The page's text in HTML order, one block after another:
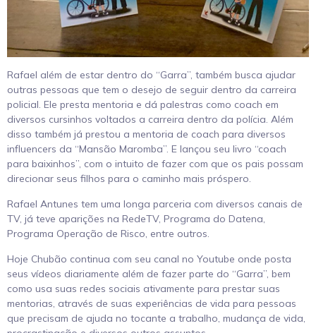
Rafael além de estar dentro do “Garra”, também busca ajudar
outras pessoas que tem o desejo de seguir dentro da carreira
policial. Ele presta mentoria e dá palestras como coach em
diversos cursinhos voltados a carreira dentro da polícia. Além
disso também já prestou a mentoria de coach para diversos
influencers da “Mansão Maromba”. E lançou seu livro “coach
para baixinhos”, com o intuito de fazer com que os pais possam
direcionar seus filhos para o caminho mais próspero.
Rafael Antunes tem uma longa parceria com diversos canais de
TV, já teve aparições na RedeTV, Programa do Datena,
Programa Operação de Risco, entre outros.
Hoje Chubão continua com seu canal no Youtube onde posta
seus vídeos diariamente além de fazer parte do “Garra”, bem
como usa suas redes sociais ativamente para prestar suas
mentorias, através de suas experiências de vida para pessoas
que precisam de ajuda no tocante a trabalho, mudança de vida,